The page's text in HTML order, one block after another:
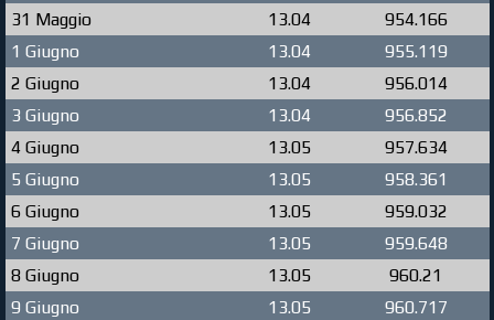
31 Maggio
13.04
954.166
1 Giugno
13.04
955.119
2 Giugno
13.04
956.014
3 Giugno
13.04
956.852
4 Giugno
13.05
957.634
5 Giugno
13.05
958.361
6 Giugno
13.05
959.032
7 Giugno
13.05
959.648
8 Giugno
13.05
960.21
9 Giugno
13.05
960.717